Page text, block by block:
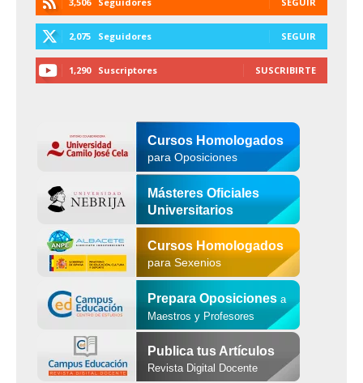
2,075 Seguidores SEGUIR
1,290 Suscriptores SUSCRIBIRTE
Cursos Homologados
para Oposiciones
Másteres Oficiales
Universitarios
Cursos Homologados
para Sexenios
Prepara Oposiciones a
Maestros y Profesores
Publica tus Artículos
Revista Digital Docente